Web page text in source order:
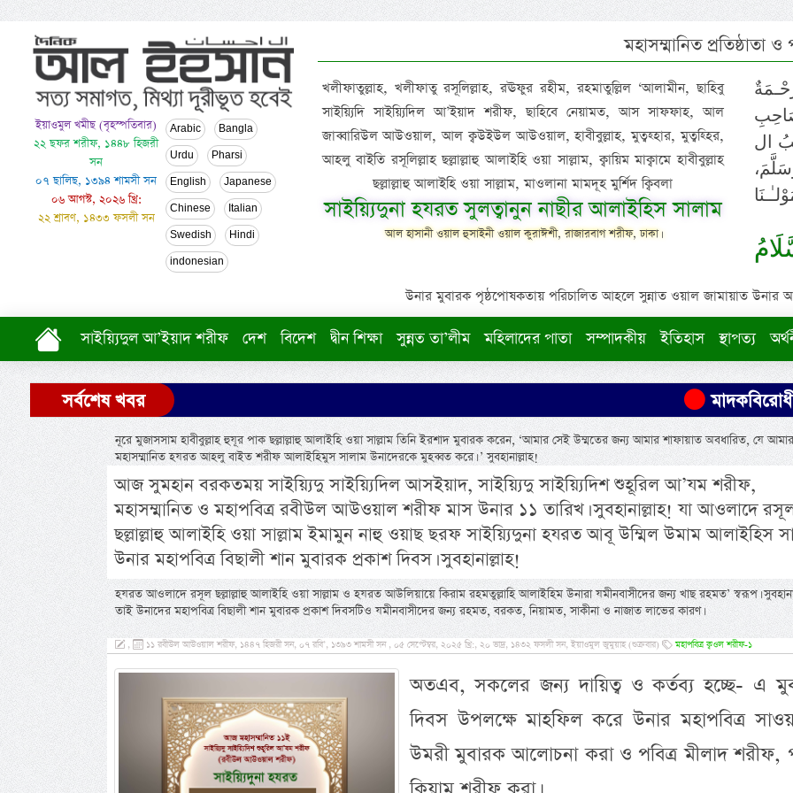
ইয়াওমুল খমীছ (বৃহস্পতিবার)
২২ ছফর শরীফ, ১৪৪৮ হিজরী
সন
০৭ ছালিছ, ১৩৯৪ শামসী সন
০৬ আগস্ট, ২০২৬ খ্রি:
২২ শ্রাবণ, ১৪৩৩ ফসলী সন
Arabic Bangla
Urdu Pharsi
English Japanese
Chinese Italian
Swedish Hindi
indonesian
মহাসম্মানিত প্রতিষ্ঠাতা
খলীফাতুল্লাহ, খলীফাতু রসূলিল্লাহ, রঊফুর রহীম, রহমাতুল্লিল ‘আলামীন, ছাহিবু
সাইয়্যিদি সাইয়্যিদিল আ’ইয়াদ শরীফ, ছাহিবে নেয়ামত, আস সাফফাহ, আল
জাব্বারিউল আউওয়াল, আল ক্বউইউল আউওয়াল, হাবীবুল্লাহ, মুত্বহ্হার, মুত্বহ্হির,
আহলু বাইতি রসূলিল্লাহ ছল্লাল্লাহু আলাইহি ওয়া সাল্লাম, ক্বায়িম মাক্বামে হাবীবুল্লাহ
ছল্লাল্লাহু আলাইহি ওয়া সাল্লাম, মাওলানা মামদূহ মুর্শিদ ক্বিবলা
সাইয়্যিদুনা হযরত সুলত্বানুন নাছীর আলাইহিস সালাম
আল হাসানী ওয়াল হুসাইনী ওয়াল কুরাঈশী, রাজারবাগ শরীফ, ঢাকা।
ال
উনার মুবারক পৃষ্ঠপোষকতায় পরিচালিত আহলে সুন্নাত ওয়াল জামায়াত উনার
সাইয়্যিদুল আ’ইয়াদ শরীফ দেশ বিদেশ দ্বীন শিক্ষা সুন্নত তা’লীম মহিলাদের পাতা সম্পাদকীয় ইতিহাস স্থাপত্য
সর্বশেষ খবর মাদকবিরোধী
নূরে মুজাসসাম হাবীবুল্লাহ হুযূর পাক ছল্লাল্লাহু আলাইহি ওয়া সাল্লাম তিনি ইরশাদ মুবারক করেন, ‘আমার সেই উম্মতের জন্য আমার শাফায়াত অবধারিত, যে আমার
মহাসম্মানিত হযরত আহলু বাইত শরীফ আলাইহিমুস সালাম উনাদেরকে মুহব্বত করে। ’ সুবহানাল্লাহ!
আজ সুমহান বরকতময় সাইয়্যিদু সাইয়্যিদিল আসইয়াদ, সাইয়্যিদু সাইয়্যিদিশ শুহূরিল আ’যম শরীফ,
মহাসম্মানিত ও মহাপবিত্র রবীউল আউওয়াল শরীফ মাস উনার ১১ তারিখ। সুবহানাল্লাহ! যা আওলাদে
ছল্লাল্লাহু আলাইহি ওয়া সাল্লাম ইমামুন নাহু ওয়াছ ছরফ সাইয়্যিদুনা হযরত আবূ উম্মিল উমাম আলাইহিস
উনার মহাপবিত্র বিছালী শান মুবারক প্রকাশ দিবস। সুবহানাল্লাহ!
হযরত আওলাদে রসূল ছল্লাল্লাহু আলাইহি ওয়া সাল্লাম ও হযরত আউলিয়ায়ে কিরাম রহমতুল্লাহি আলাইহিম উনারা যমীনবাসীদের জন্য খাছ রহমত’ স্বরূপ।
তাই উনাদের মহাপবিত্র বিছালী শান মুবারক প্রকাশ দিবসটিও যমীনবাসীদের জন্য রহমত, বরকত, নিয়ামত, সাকীনা ও নাজাত লাভের কারণ।
, ১১ রবীউল আউওয়াল শরীফ, ১৪৪৭ হিজরী সন, ০৭ রবি’, ১৩৯৩ শামসী সন , ০৫ সেপ্টেম্বর, ২০২৫ খ্রি:, ২০ ভাদ্র, ১৪৩২ ফসলী সন, ইয়াওমুল জুমুয়াহ (শুক্রবার) মহাপবিত্র ক্বওল শরীফ-১
অতএব, সকলের জন্য দায়িত্ব ও কর্তব্য হচ্ছে- এ
দিবস উপলক্ষে মাহফিল করে উনার মহাপবিত্র
উমরী মুবারক আলোচনা করা ও পবিত্র মীলাদ শরীফ,